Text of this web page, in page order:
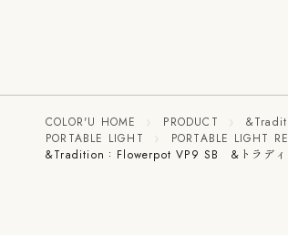
COLOR'U HOME PRODUCT
PORTABLE LIGHT
PORTABLE LIGHT
&Tradition：Flowerpot VP9 SB &トラディ